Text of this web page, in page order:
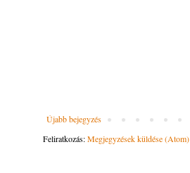
Újabb bejegyzés
Feliratkozás:Megjegyzések küldése (Atom)